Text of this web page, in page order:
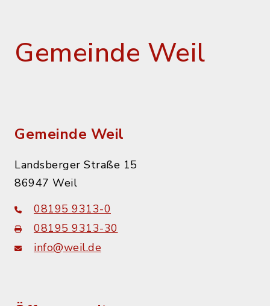
Gemeinde Weil
Gemeinde Weil
Landsberger Straße 15
86947 Weil
08195 9313-0
08195 9313-30
info@weil.de